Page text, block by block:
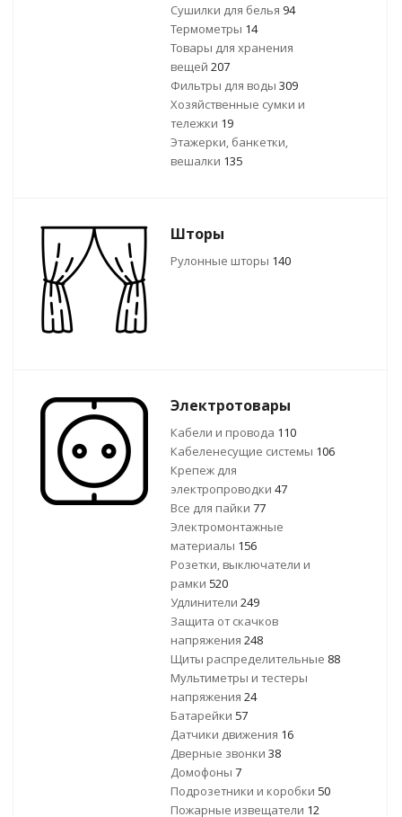
Сушилки для белья 94
Термометры 14
Товары для хранения
вещей 207
Фильтры для воды 309
Хозяйственные сумки и
тележки 19
Этажерки, банкетки,
вешалки 135
Шторы
Рулонные шторы 140
Электротовары
Кабели и провода 110
Кабеленесущие системы 106
Крепеж для
электропроводки 47
Все для пайки 77
Электромонтажные
материалы 156
Розетки, выключатели и
рамки 520
Удлинители 249
Защита от скачков
напряжения 248
Щиты распределительные 88
Мультиметры и тестеры
напряжения 24
Батарейки 57
Датчики движения 16
Дверные звонки 38
Домофоны 7
Подрозетники и коробки 50
Пожарные извещатели 12